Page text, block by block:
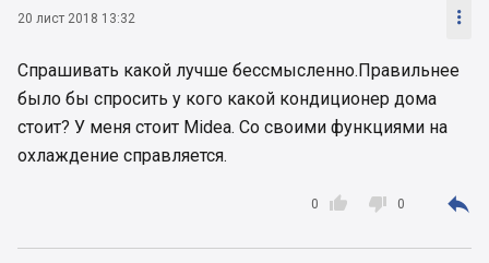
20 лист 2018 13:32 
Спрашивать какой лучше бессмысленно.Правильнее
было бы спросить у кого какой кондиционер дома
стоит? У меня стоит Midea. Со своими функциями на
охлаждение справляется.

0  0 